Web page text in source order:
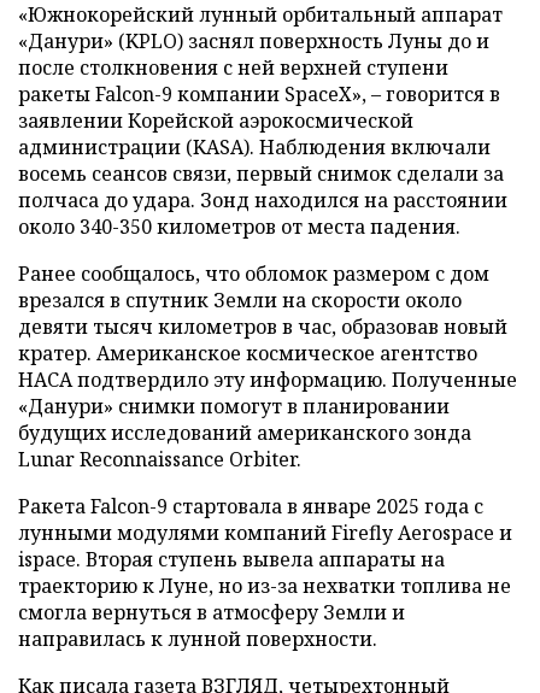
«Южнокорейский лунный орбитальный аппарат
«Данури» (KPLO) заснял поверхность Луны до и
после столкновения с ней верхней ступени
ракеты Falcon-9 компании SpaceX», – говорится в
заявлении Корейской аэрокосмической
администрации (KASA). Наблюдения включали
восемь сеансов связи, первый снимок сделали за
полчаса до удара. Зонд находился на расстоянии
около 340-350 километров от места падения.
Ранее сообщалось, что обломок размером с дом
врезался в спутник Земли на скорости около
девяти тысяч километров в час, образовав новый
кратер. Американское космическое агентство
НАСА подтвердило эту информацию. Полученные
«Данури» снимки помогут в планировании
будущих исследований американского зонда
Lunar Reconnaissance Orbiter.
Ракета Falcon-9 стартовала в январе 2025 года с
лунными модулями компаний Firefly Aerospace и
ispace. Вторая ступень вывела аппараты на
траекторию к Луне, но из-за нехватки топлива не
смогла вернуться в атмосферу Земли и
направилась к лунной поверхности.
Как писала газета ВЗГЛЯД, четырехтонный